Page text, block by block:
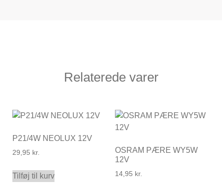
Relaterede varer
P21/4W NEOLUX 12V
29,95 kr.
Tilføj til kurv
OSRAM PÆRE WY5W
12V
14,95 kr.